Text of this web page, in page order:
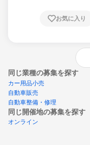
お気に入り
同じ業種の募集を探す
カー用品小売
自動車販売
自動車整備・修理
同じ開催地の募集を探す
オンライン